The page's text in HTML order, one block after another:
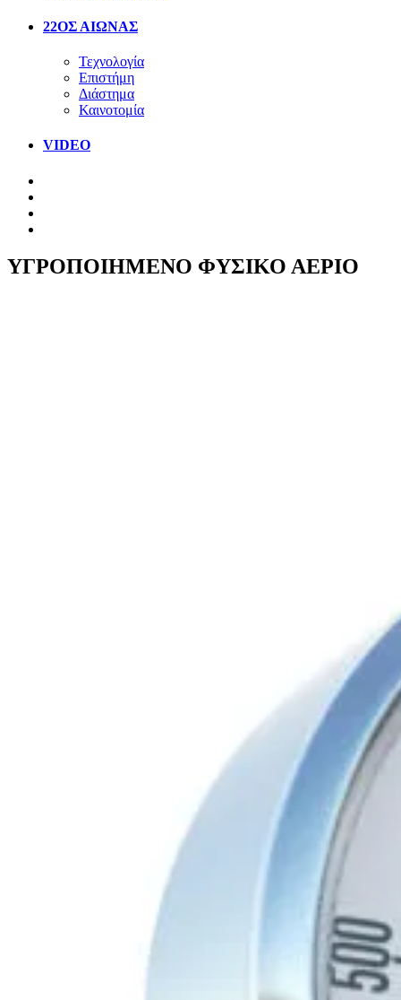
22ΟΣ ΑΙΩΝΑΣ
Τεχνολογία
Επιστήμη
Διάστημα
Καινοτομία
VIDEO
ΥΓΡΟΠΟΙΗΜΕΝΟ ΦΥΣΙΚΟ ΑΕΡΙΟ